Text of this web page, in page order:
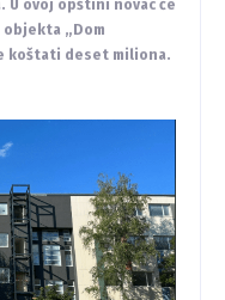
U ovoj opštini novac će
„Dom
koštati deset miliona.